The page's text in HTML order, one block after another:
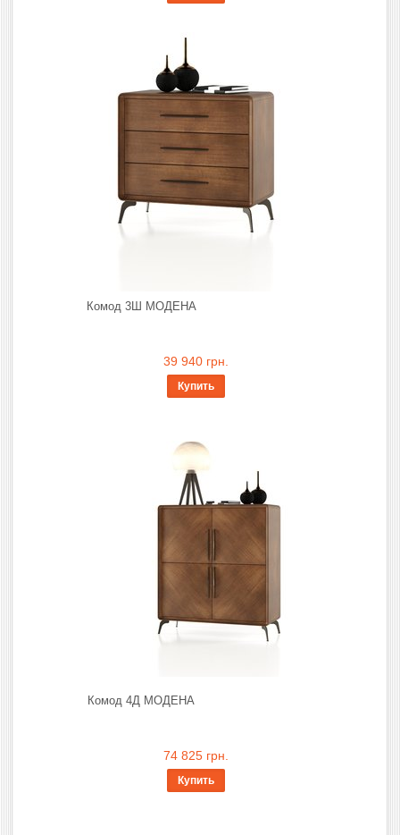
Комод 3Ш МОДЕНА
39 940 грн.
Купить
Комод 4Д МОДЕНА
74 825 грн.
Купить